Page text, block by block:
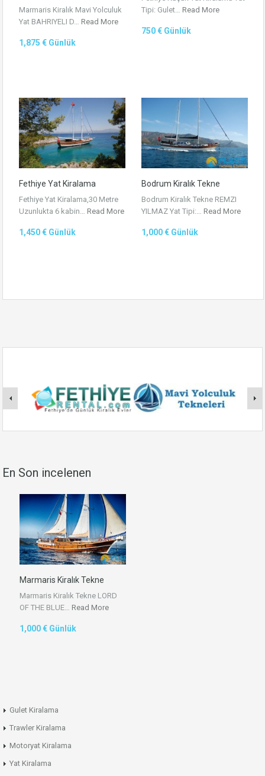
Marmaris Kiralık Mavi Yolculuk
Yat BAHRIYELI D… Read More
1,875 € Günlük
Tipi: Gulet… Read More
750 € Günlük
Fethiye Yat Kiralama
Fethiye Yat Kiralama,30 Metre
Uzunlukta 6 kabin… Read More
1,450 € Günlük
Bodrum Kiralık Tekne
Bodrum Kiralık Tekne REMZI
YILMAZ Yat Tipi:… Read More
1,000 € Günlük
En Son incelenen
Marmaris Kiralık Tekne
Marmaris Kiralık Tekne LORD
OF THE BLUE… Read More
1,000 € Günlük
Gulet Kiralama
Trawler Kiralama
Motoryat Kiralama
Yat Kiralama